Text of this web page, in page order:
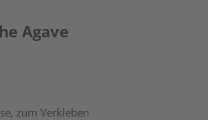
Agave
zum Verkleben